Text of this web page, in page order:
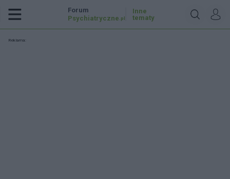
Forum
Psychiatryczne .pl
Inne
tematy
Reklama: